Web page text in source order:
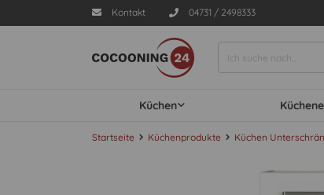
Kontakt 04731 / 2498333
Küchen
Startseite Küchenprodukte Küchen